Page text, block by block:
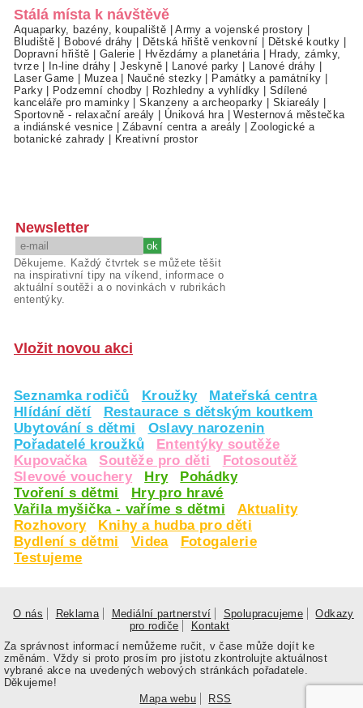
Stálá místa k návštěvě
Aquaparky, bazény, koupaliště |Army a vojenské prostory
Bludiště
Bobové dráhy Dětská hřiště venkovní Dětské koutky
Dopravní hřiště
Galerie Hvězdárny a planetária|
Hrady, zámky,
tvrze| In-line dráhy |Jeskyně| Lanové parky Lanové dráhy
Laser Game
Muzea| Naučné stezky Památky a památníky
Parky| Podzemní chodby Rozhledny a vyhlídky
Sdílené
kanceláře pro maminky |Skanzeny a archeoparky Skiareály
Sportovně - relaxační areály
Úniková hra|Westernová městečka
a indiánské vesnice |Zábavní centra a areály |Zoologické a
botanické zahrady
Kreativní prostor
Newsletter
Děkujeme. Každý čtvrtek se můžete těšit
na inspirativní tipy na víkend, informace o
aktuální soutěži a o novinkách v rubrikách
ententýky.
Vložit novou akci
Seznamka rodičů Kroužky
Mateřská centra
Hlídání dětí
Restaurace s dětským koutkem
Ubytování s dětmi
Oslavy narozenin
Pořadatelé kroužků
Ententýky soutěže
Kupovačka
Soutěže pro děti
Fotosoutěž
Slevové vouchery
Hry
Pohádky
Tvoření s dětmi
Hry pro hravé
Vařila myšička - vaříme s dětmi
Aktuality
Rozhovory
Knihy a hudba pro děti
Bydlení s dětmi
Videa
Fotogalerie
Testujeme
O nás Reklama Mediální partnerství Spolupracujeme
Odkazy
pro rodiče
Kontakt
Za správnost informací nemůžeme ručit, v čase může dojít ke
změnám. Vždy si proto prosím pro jistotu zkontrolujte aktuálnost
vybrané akce na uvedených webových stránkách pořadatele.
Děkujeme!
Mapa webu
RSS